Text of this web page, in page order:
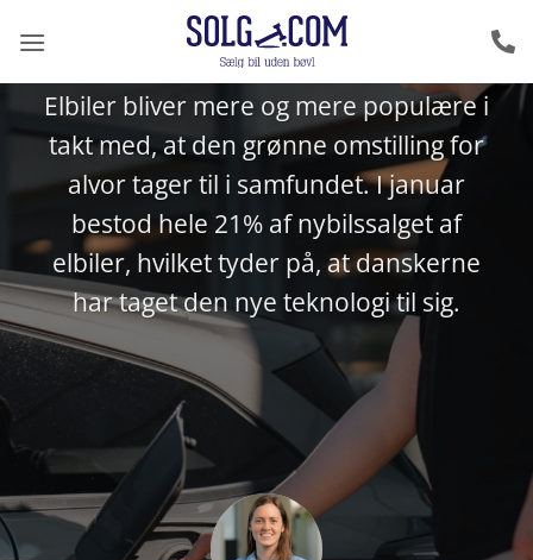
Elbil vs benzinbil
Elbiler bliver mere og mere populære i
takt med, at den grønne omstilling for
alvor tager til i samfundet. I januar
bestod hele 21% af nybilssalget af
elbiler, hvilket tyder på, at danskerne
har taget den nye teknologi til sig.